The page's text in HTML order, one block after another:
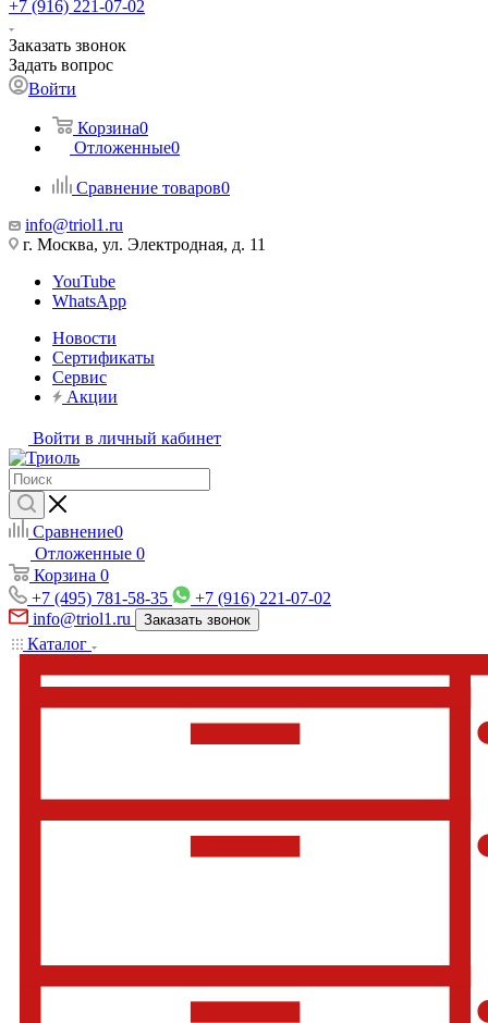
+7 (916) 221-07-02
Заказать звонок
Задать вопрос
Войти
Корзина0
Отложенные0
Сравнение товаров0
info@triol1.ru
г. Москва, ул. Электродная, д. 11
YouTube
WhatsApp
Новости
Сертификаты
Сервис
Акции
Войти в личный кабинет
Сравнение0
Отложенные 0
Корзина 0
+7 (495) 781-58-35
+7 (916) 221-07-02
info@triol1.ru
Заказать звонок
Каталог